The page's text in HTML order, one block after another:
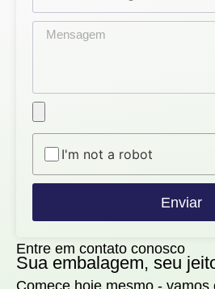
Entre em contato conosco
Sua embalagem, seu
I'm not a robot
Enviar